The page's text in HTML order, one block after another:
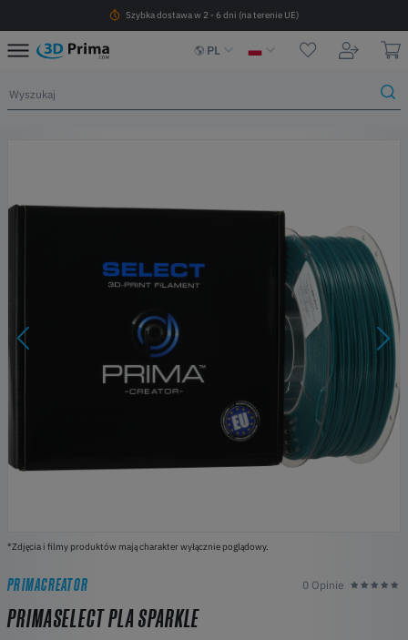
Szybka dostawa w 2 - 6 dni (na terenie UE)
PL
*Zdjęcia i filmy produktów mają charakter wyłącznie poglądowy.
PRIMACREATOR 0 Opinie
PRIMASELECT PLA SPARKLE